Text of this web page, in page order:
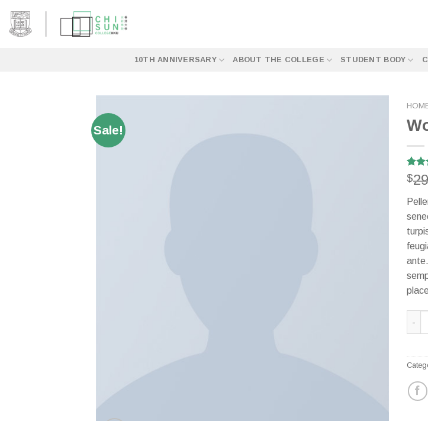
content
10TH ANNIVERSARY ABOUT THE COLLEGE STUDENT BODY
Sale!
out
4
$